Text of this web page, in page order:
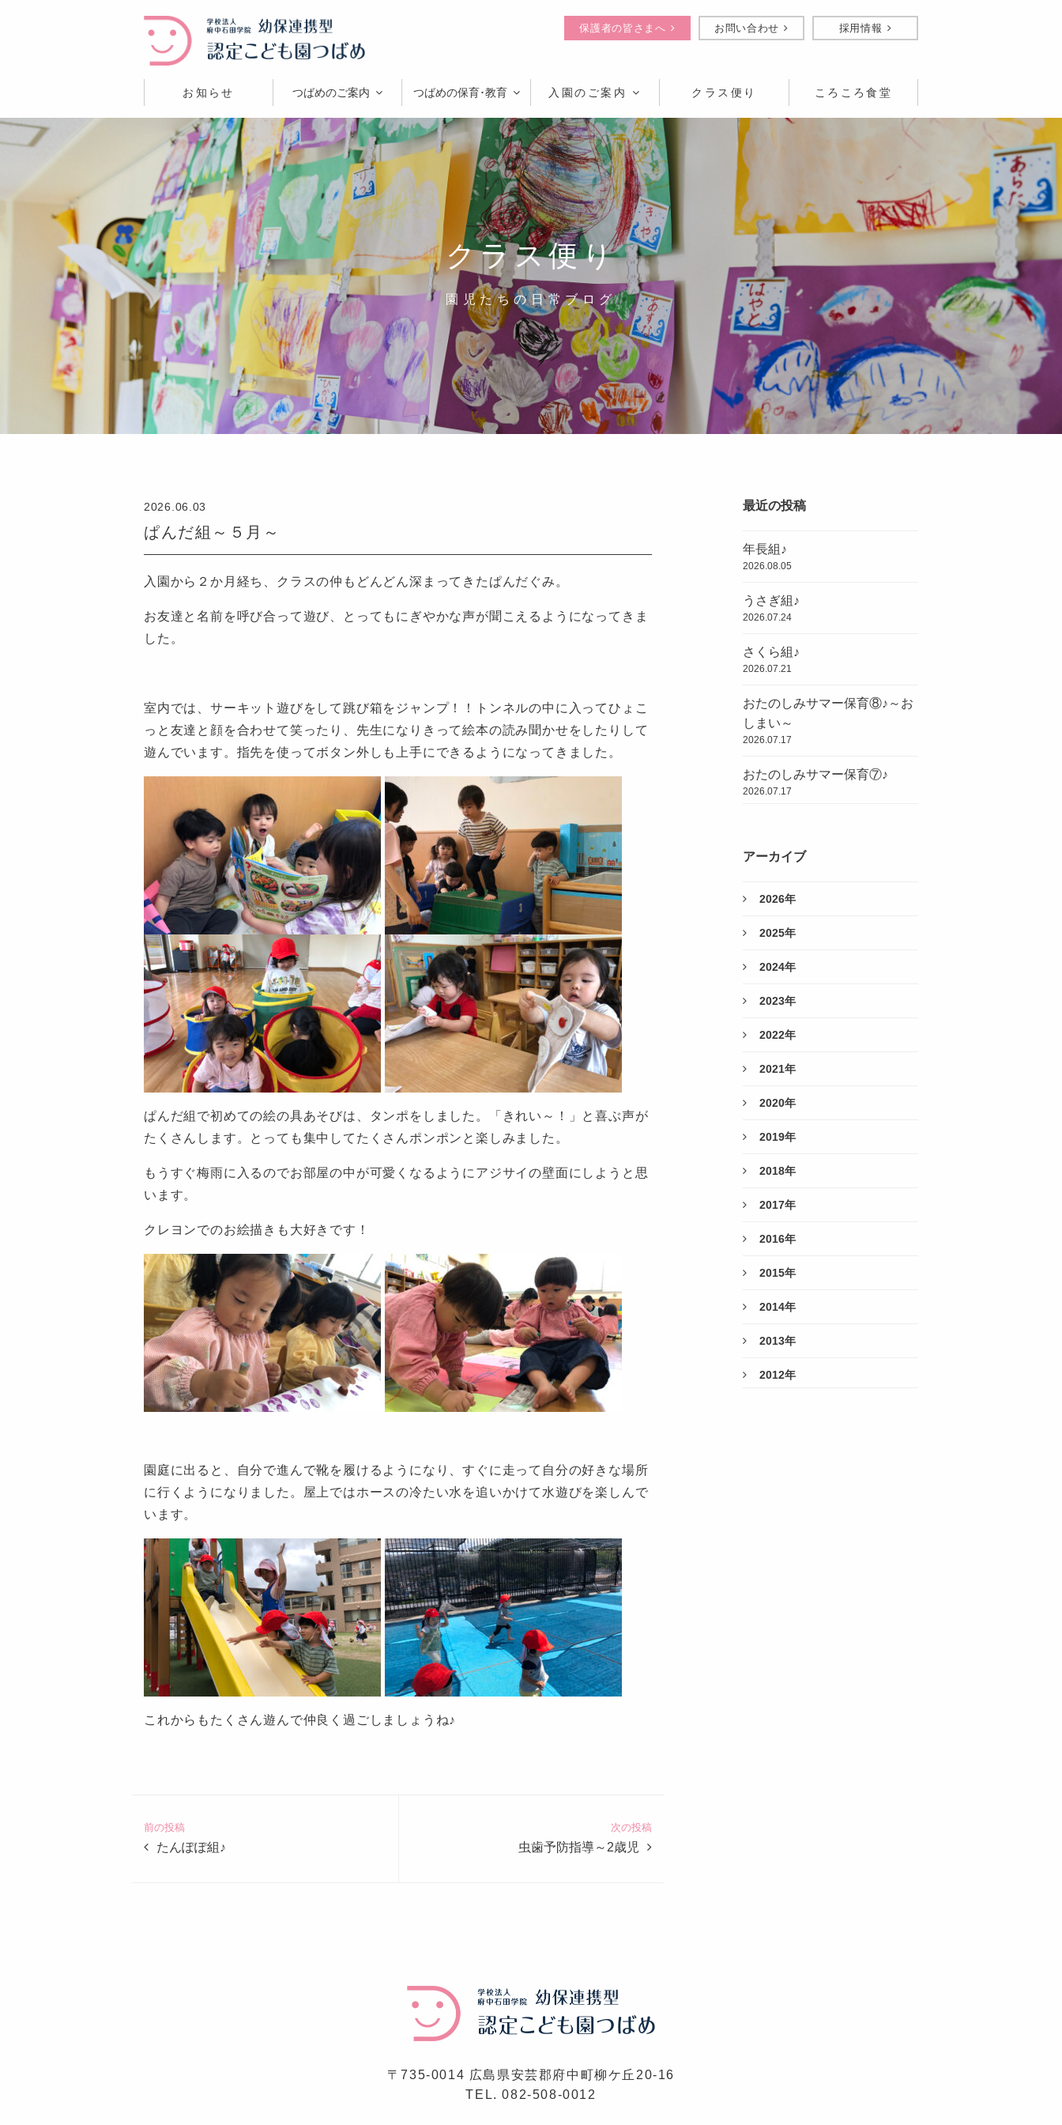
お知らせ つばめのご案内 つばめの保育･教育 入園のご案内 クラス便り ころころ食堂
保護者の皆さまへ お問い合わせ 採用情報
クラス便り
園児たちの日常ブログ
2026.06.03
ぱんだ組～５月～
入園から２か月経ち、クラスの仲もどんどん深まってきたぱんだぐみ。
お友達と名前を呼び合って遊び、とってもにぎやかな声が聞こえるようになってきま
した。
室内では、サーキット遊びをして跳び箱をジャンプ！！トンネルの中に入ってひょこ
っと友達と顔を合わせて笑ったり、先生になりきって絵本の読み聞かせをしたりして
遊んでいます。指先を使ってボタン外しも上手にできるようになってきました。
ぱんだ組で初めての絵の具あそびは、タンポをしました。「きれい～！」と喜ぶ声が
たくさんします。とっても集中してたくさんポンポンと楽しみました。
もうすぐ梅雨に入るのでお部屋の中が可愛くなるようにアジサイの壁面にしようと思
います。
クレヨンでのお絵描きも大好きです！
園庭に出ると、自分で進んで靴を履けるようになり、すぐに走って自分の好きな場所
に行くようになりました。屋上ではホースの冷たい水を追いかけて水遊びを楽しんで
います。
これからもたくさん遊んで仲良く過ごしましょうね♪
ど
も
前の投稿
たんぽぽ組♪
次の投稿
虫歯予防指導～2歳児
最近の投稿
年長組♪
2026.08.05
うさぎ組♪
2026.07.24
さくら組♪
2026.07.21
おたのしみサマー保育⑧♪～お
しまい～
2026.07.17
おたのしみサマー保育⑦♪
2026.07.17
アーカイブ
2026年
2025年
2024年
2023年
2022年
2021年
2020年
2019年
2018年
2017年
2016年
2015年
2014年
2013年
2012年
〒735-0014 広島県安芸郡府中町柳ケ丘20-16
TEL.082-508-0012